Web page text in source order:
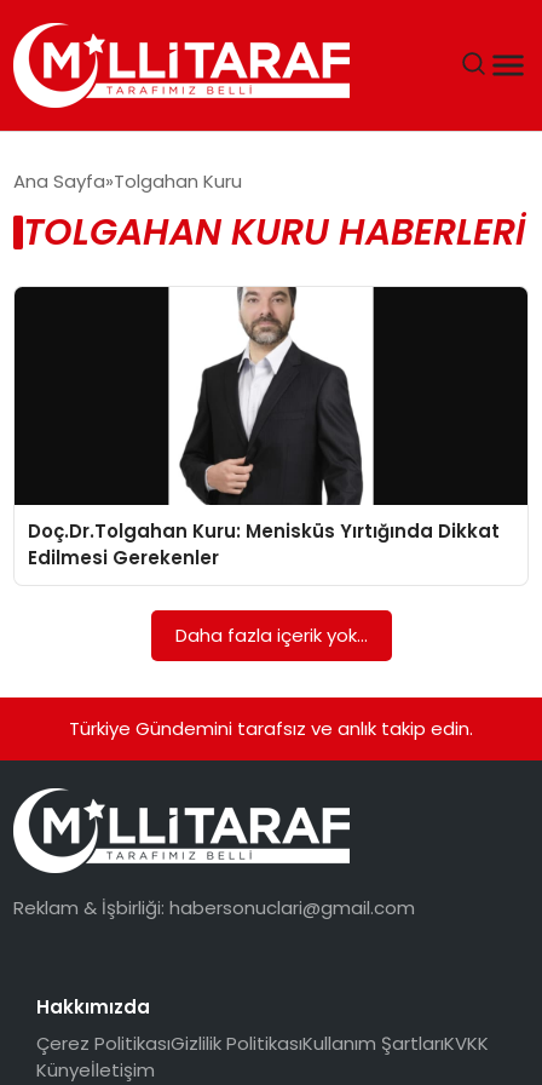
ÖZEL SAYFALAR
TEKNOLOJI
MAGAZIN
Ana Sayfa Tolgahan Kuru
TOLGAHAN KURU HABERLERI
Doç.Dr.Tolgahan Kuru: Menisküs Yırtığında Dikkat
Edilmesi Gerekenler
Daha fazla içerik yok...
Türkiye Gündemini tarafsız ve anlık takip edin.
Reklam & İşbirliği:habersonuclari@gmail.com
Hakkımızda
Çerez PolitikasıGizlilik PolitikasıKullanım ŞartlarıKVKK
Künyeİletişim